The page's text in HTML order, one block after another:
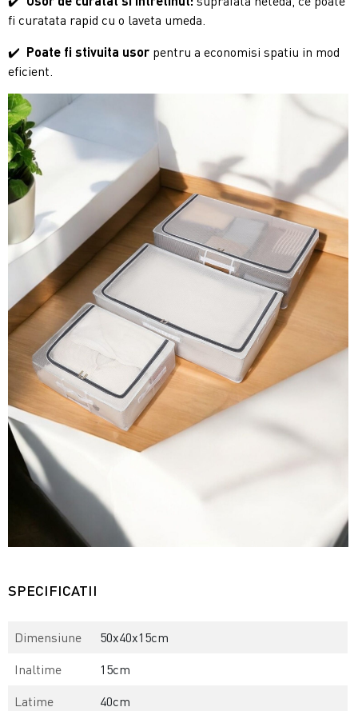
fi curatata rapid cu o laveta umeda.
✔️ Poate fi stivuita usor pentru a economisi spatiu in mod
eficient.
SPECIFICATII
Dimensiune
50x40x15cm
Inaltime
15cm
Latime
40cm